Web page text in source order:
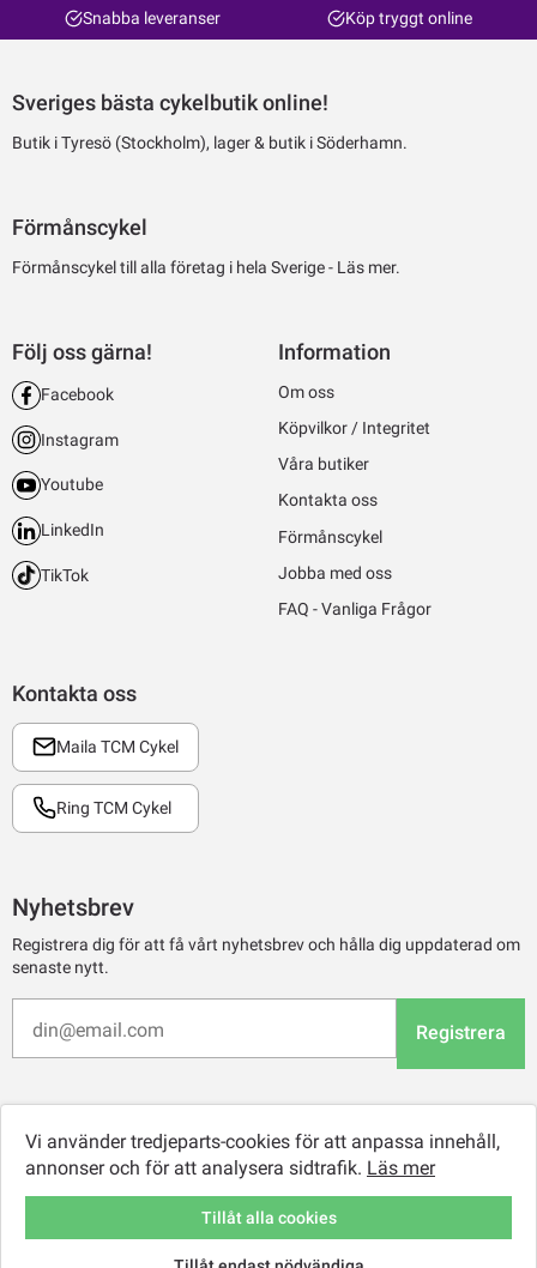
Snabba leveranser Köp tryggt online
Sveriges bästa cykelbutik online!
Butik i Tyresö (Stockholm), lager & butik i Söderhamn.
Förmånscykel
Förmånscykel till alla företag i hela Sverige - Läs mer.
Kontakta oss
Maila TCM Cykel
Ring TCM Cykel
Följ oss gärna!
Facebook
Instagram
Youtube
LinkedIn
TikTok
Information
Om oss
Köpvilkor / Integritet
Våra butiker
Kontakta oss
Förmånscykel
Jobba med oss
FAQ - Vanliga Frågor
Nyhetsbrev
Registrera dig för att få vårt nyhetsbrev och hålla dig uppdaterad om
senaste nytt.
Registrera
Vi använder tredjeparts-cookies för att anpassa innehåll,
annonser och för att analysera sidtrafik. Läs mer
Tillåt alla cookies